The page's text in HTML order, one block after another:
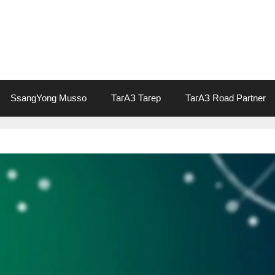
SsangYong Musso ТагАЗ Тагер ТагАЗ Road Partner